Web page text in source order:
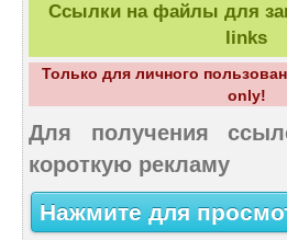
Ссылки на файлы для
links
Только для личного
only!
Для получения
короткую рекламу
Нажмите для